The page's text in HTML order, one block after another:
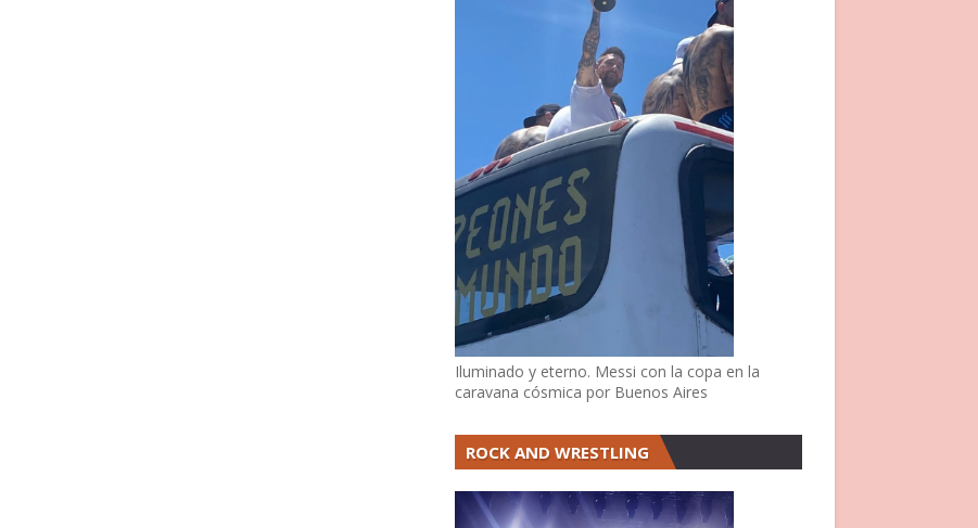
Iluminado y eterno. Messi con la copa en la
caravana cósmica por Buenos Aires
ROCK AND WRESTLING